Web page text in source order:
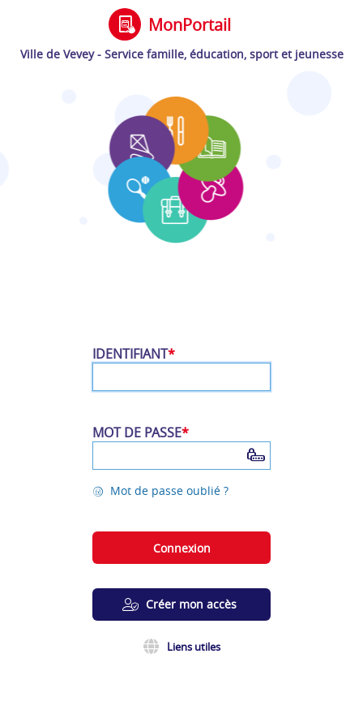
t MonPortail
Ville de Vevey - Service famille, éducation, sport et jeunesse
IDENTIFIANT*
MOT DE PASSE*
°
| Mot de passe oublié ?
Connexion
\ Créer mon accès
Liens utiles